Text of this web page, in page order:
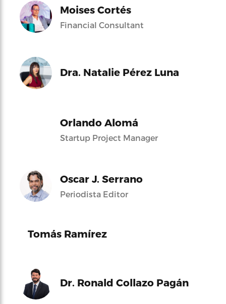
Moises Cortés
Financial Consultant
Dra. Natalie Pérez Luna
Orlando Alomá
Startup Project Manager
Oscar J. Serrano
Periodista Editor
Tomás Ramírez
Dr. Ronald Collazo Pagán